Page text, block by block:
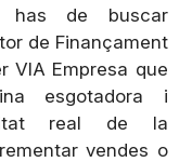
de buscar
de Finançament
VIA Empresa que
esgotadora i
real de la
vendes o